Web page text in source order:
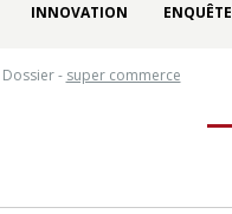
INNOVATION ENQUÊTE
Dossier- super commerce